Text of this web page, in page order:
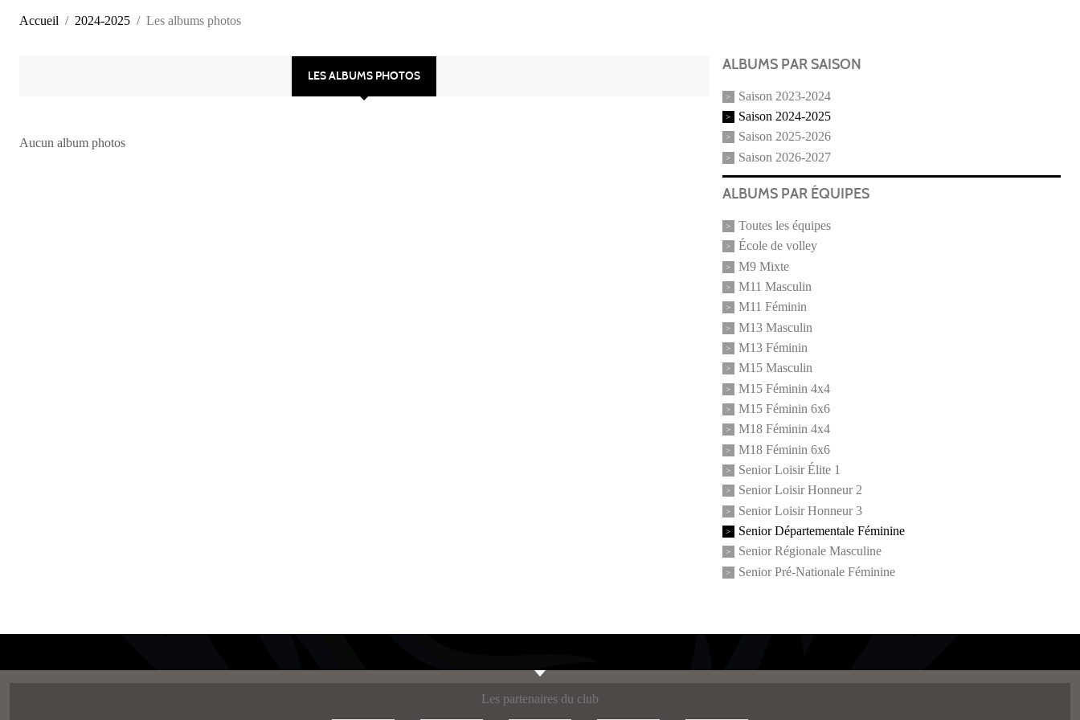
Accueil 2024-2025 Les albums photos
LES ALBUMS PHOTOS
Aucun album photos
ALBUMS PAR SAISON
Saison 2023-2024
Saison 2024-2025
Saison 2025-2026
Saison 2026-2027
ALBUMS PAR ÉQUIPES
Toutes les équipes
École de volley
M9 Mixte
M11 Masculin
M11 Féminin
M13 Masculin
M13 Féminin
M15 Masculin
M15 Féminin 4x4
M15 Féminin 6x6
M18 Féminin 4x4
M18 Féminin 6x6
Senior Loisir Élite 1
Senior Loisir Honneur 2
Senior Loisir Honneur 3
Senior Départementale Féminine
Senior Régionale Masculine
Senior Pré-Nationale Féminine
Les partenaires du club